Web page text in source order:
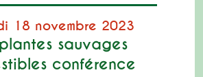
18 novembre 2023
sauvages
conférence